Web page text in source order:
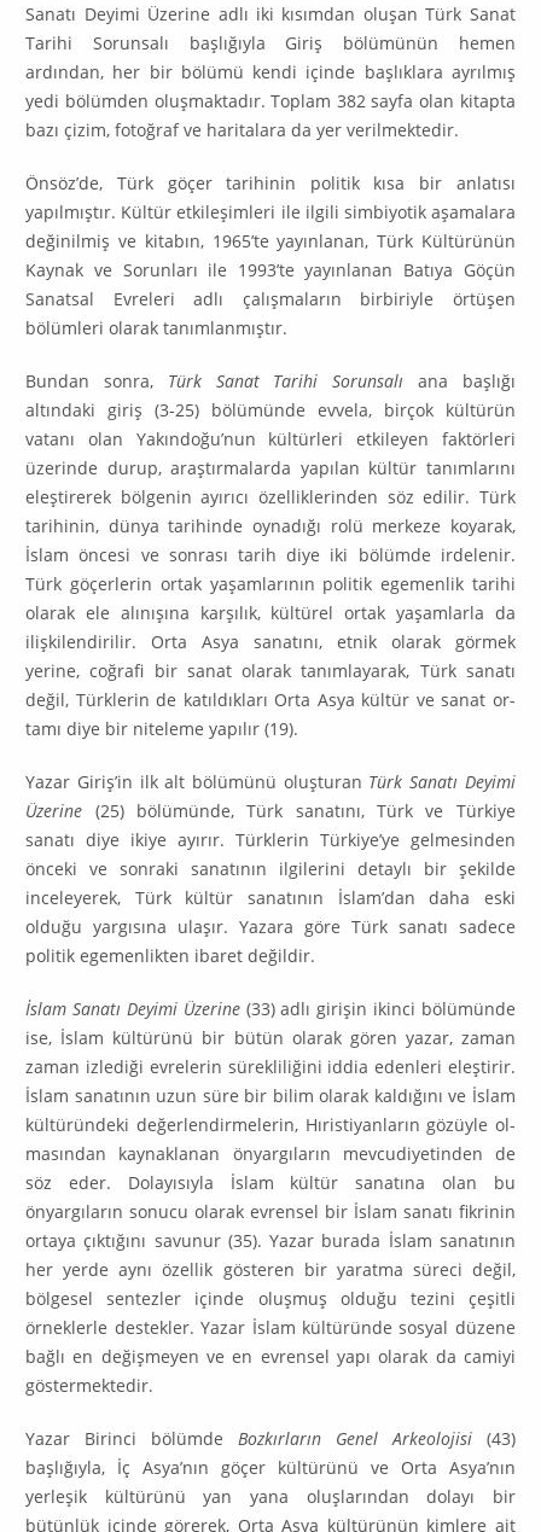
Sanatı Deyimi Üzerine adlı iki kısımdan oluşan Türk Sanat
Tarihi Sorunsalı başlığıyla Giriş bö­lümünün hemen
ardından, her bir bölümü kendi içinde başlıklara ayrılmış
yedi bölümden oluşmaktadır. Toplam 382 sayfa olan kitapta
bazı çizim, fo­toğraf ve haritalara da yer verilmektedir.
Önsöz’de, Türk göçer tarihinin politik kısa bir anlatısı
yapılmıştır. Kültür etkileşimleri ile ilgili simbiyotik aşamalara
değinilmiş ve kitabın, 1965’te ya­yın­lanan, Türk Kültürünün
Kaynak ve Sorunları ile 1993’te yayınlanan Batıya Göçün
Sanatsal Evreleri adlı çalışmaların birbiriyle örtüşen
bölümleri olarak tanımlanmıştır.
Bundan sonra, Türk Sanat Tarihi Sorunsalı ana başlığı
altındaki giriş (3-25) bölümünde evvela, birçok kültürün
vatanı olan Yakındoğu’nun kültürleri etki­leyen faktörleri
üzerinde durup, araştırmalarda yapılan kültür tanımlarını
eleş­ti­rerek bölgenin ayırıcı özelliklerinden söz edilir. Türk
tarihinin, dünya ta­rihinde oynadığı rolü merkeze koyarak,
İslam öncesi ve sonrası tarih diye iki bölümde irdelenir.
Türk göçerlerin ortak yaşamlarının politik egemenlik tarihi
olarak ele alınışına karşılık, kültürel ortak yaşamlarla da
ilişkilendirilir. Orta As­ya sanatını, etnik olarak görmek
yerine, coğrafi bir sanat olarak tanımlaya­rak, Türk sanatı
değil, Türklerin de katıldıkları Orta Asya kültür ve sanat or­
tamı diye bir niteleme yapılır (19).
Yazar Giriş’in ilk alt bölümünü oluşturan Türk Sanatı Deyimi
Üzerine (25) bölümünde, Türk sanatını, Türk ve Türkiye
sanatı diye ikiye ayırır. Türklerin Türkiye’ye gelmesinden
önceki ve sonraki sanatının ilgilerini detaylı bir şe­kilde
inceleyerek, Türk kültür sanatının İslam’dan daha eski
olduğu yargısına ulaşır. Yazara göre Türk sanatı sadece
politik egemenlikten ibaret değildir.
İslam Sanatı Deyimi Üzerine(33) adlı girişin ikinci bölümünde
ise, İslam kültürünü bir bütün olarak gören yazar, zaman
zaman izlediği evrelerin sü­rek­liliğini iddia edenleri eleştirir.
İslam sanatının uzun süre bir bilim olarak kal­dığını ve İslam
kültüründeki değerlendirmelerin, Hıristiyanların gözüyle ol­
ma­sından kaynaklanan önyargıların mevcudiyetinden de
söz eder. Dolayısıy­la İslam kültür sanatına olan bu
önyargıların sonucu olarak evrensel bir İslam sanatı fikrinin
ortaya çıktığını savunur (35). Yazar burada İslam sanatının
her yerde aynı özellik gösteren bir yaratma süreci değil,
bölgesel sentezler içinde oluşmuş olduğu tezini çeşitli
örneklerle destekler. Yazar İslam kültüründe sos­yal düzene
bağlı en değişmeyen ve en evrensel yapı olarak da camiyi
gös­termektedir.
Yazar Birinci bölümde Bozkırların Genel Arkeolojisi(43)
başlığıyla, İç As­ya’nın göçer kültürünü ve Orta Asya’nın
yerleşik kültürünü yan yana oluş­larından dolayı bir
bütünlük içinde görerek, Orta Asya kültürünün kimlere ait